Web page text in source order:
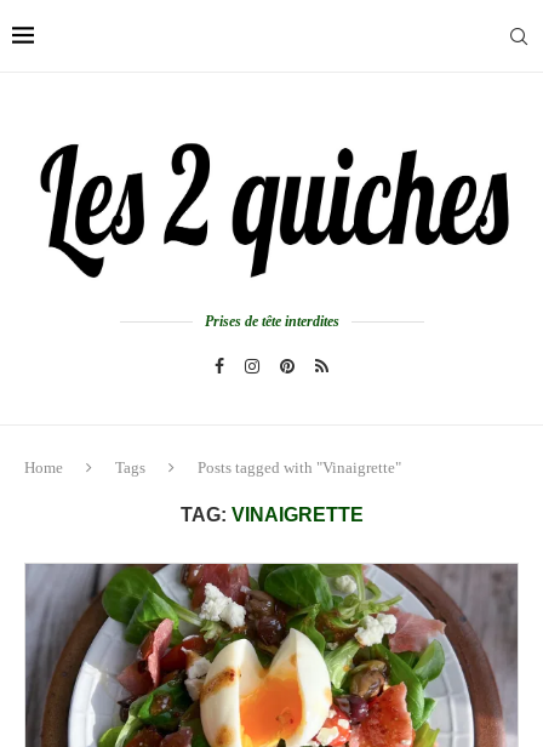
Prises de tête interdites
Home Tags Posts tagged with "Vinaigrette"
TAG: VINAIGRETTE